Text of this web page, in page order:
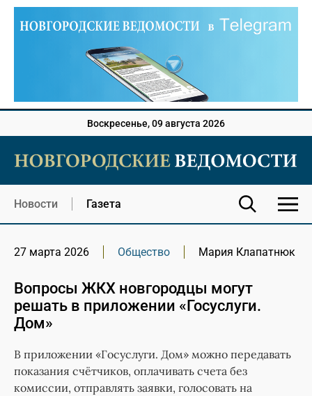
Воскресенье, 09 августа 2026
Новости Газета
27 марта 2026 Общество Мария Клапатнюк
Вопросы ЖКХ новгородцы могут
решать в приложении «Госуслуги.
Дом»
В приложении «Госуслуги. Дом» можно передавать
показания счётчиков, оплачивать счета без
комиссии, отправлять заявки, голосовать на